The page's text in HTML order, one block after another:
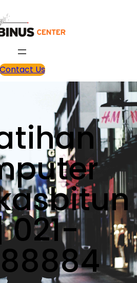
Contact Us
021-